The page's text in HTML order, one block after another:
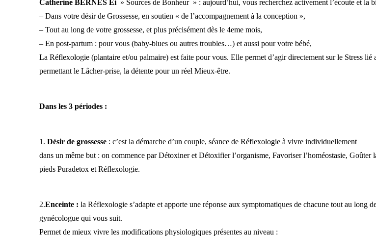
Catherine BERNES Ei » Sources de Bonheur » : aujourd’hui, vous recherchez activement l’écoute et la
– Dans votre désir de Grossesse, en soutien « de l’accompagnement à la conception »,
– Tout au long de votre grossesse, et plus précisément dès le 4eme mois,
– En post-partum : pour vous (baby-blues ou autres troubles…) et aussi pour votre bébé,
La Réflexologie (plantaire et/ou palmaire) est faite pour vous. Elle permet d’agir directement sur le Stress lié
permettant le Lâcher-prise, la détente pour un réel Mieux-être.
Dans les 3 périodes :
1.Désir de grossesse : c’est la démarche d’un couple, séance de Réflexologie à vivre individuellement
dans un même but : on commence par Détoxiner et Détoxifier l’organisme, Favoriser l’homéostasie,
pieds Puradetox et Réflexologie.
2.Enceinte : la Réflexologie s’adapte et apporte une réponse aux symptomatiques de chacune tout au long
gynécologue qui vous suit.
Permet de mieux vivre les modifications physiologiques présentes au niveau :